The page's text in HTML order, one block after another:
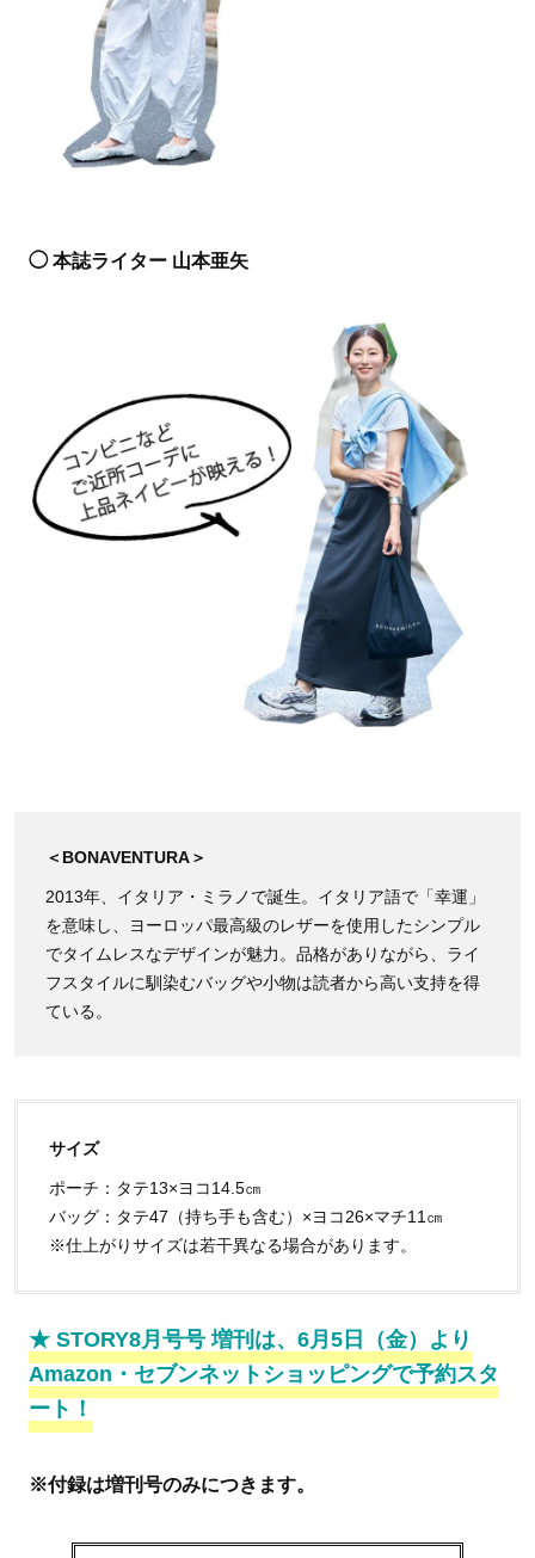
◯ 本誌ライター 山本亜矢
＜BONAVENTURA＞
2013年、イタリア・ミラノで誕生。イタリア語で「幸運」
を意味し、ヨーロッパ最高級のレザーを使用したシンプル
でタイムレスなデザインが魅力。品格がありながら、ライ
フスタイルに馴染むバッグや小物は読者から高い支持を得
ている。
サイズ
ポーチ：タテ13×ヨコ14.5㎝
バッグ：タテ47（持ち手も含む）×ヨコ26×マチ11㎝
※仕上がりサイズは若干異なる場合があります。
★ STORY8月号号 増刊は、6月5日（金）より
Amazon・セブンネットショッピングで予約スタ
ート！
※付録は増刊号のみにつきます。